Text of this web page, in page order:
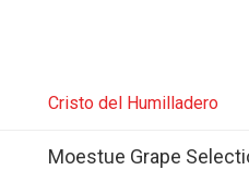
Cristo del Humilladero
Moestue Grape